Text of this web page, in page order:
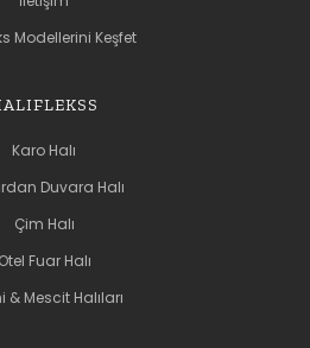
Modellerini Keşfet
Karo Halı
Duvara Halı
Çim Halı
Otel Fuar Halı
& Mescit Halıları